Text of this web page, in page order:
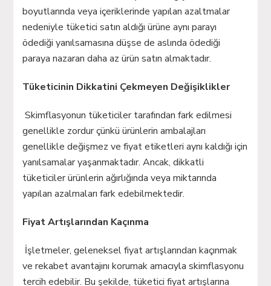
boyutlarında veya içeriklerinde yapılan azaltmalar
nedeniyle tüketici satın aldığı ürüne aynı parayı
ödediği yanılsamasına düşse de aslında ödediği
paraya nazaran daha az ürün satın almaktadır.
Tüketicinin Dikkatini Çekmeyen Değişiklikler
Skimflasyonun tüketiciler tarafından fark edilmesi
genellikle zordur çünkü ürünlerin ambalajları
genellikle değişmez ve fiyat etiketleri aynı kaldığı için
yanılsamalar yaşanmaktadır. Ancak, dikkatli
tüketiciler ürünlerin ağırlığında veya miktarında
yapılan azalmaları fark edebilmektedir.
Fiyat Artışlarından Kaçınma
İşletmeler, geleneksel fiyat artışlarından kaçınmak
ve rekabet avantajını korumak amacıyla skimflasyonu
tercih edebilir. Bu şekilde, tüketici fiyat artışlarına